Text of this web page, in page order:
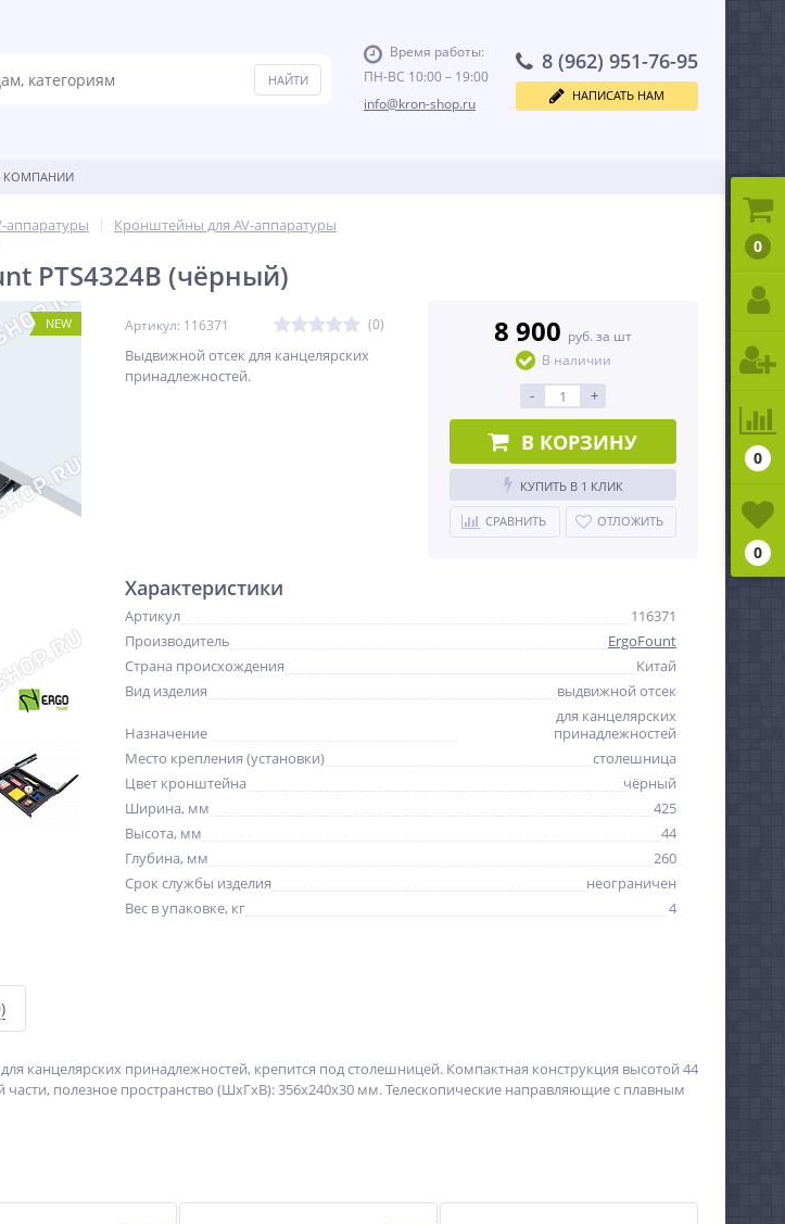
Время работы:
ПН-ВС 10:00 – 19:00
info@kron-shop.ru
8 (962) 951-76-95
НАПИСАТЬ НАМ
КОМПАНИИ
аппаратуры
Кронштейны для AV-аппаратуры
PTS4324B (чёрный)
NEW Артикул: 116371 (0)
Выдвижной отсек для канцелярских
принадлежностей.
8 900 руб. за шт
В наличии
- +
В КОРЗИНУ
КУПИТЬ В 1 КЛИК
СРАВНИТЬ ОТЛОЖИТЬ
Характеристики
Артикул
116371
Производитель
ErgoFount
Страна происхождения
Китай
Вид изделия
выдвижной отсек
Назначение
для канцелярских
принадлежностей
Место крепления (установки)
столешница
Цвет кронштейна
чёрный
Ширина, мм
425
Высота, мм
44
Глубина, мм
260
Срок службы изделия
неограничен
Вес в упаковке, кг
4
канцелярских принадлежностей, крепится под столешницей. Компактная конструкция высотой 44
полезное пространство (ШxГxВ): 356x240x30 мм. Телескопические направляющие с плавным
0
0
0